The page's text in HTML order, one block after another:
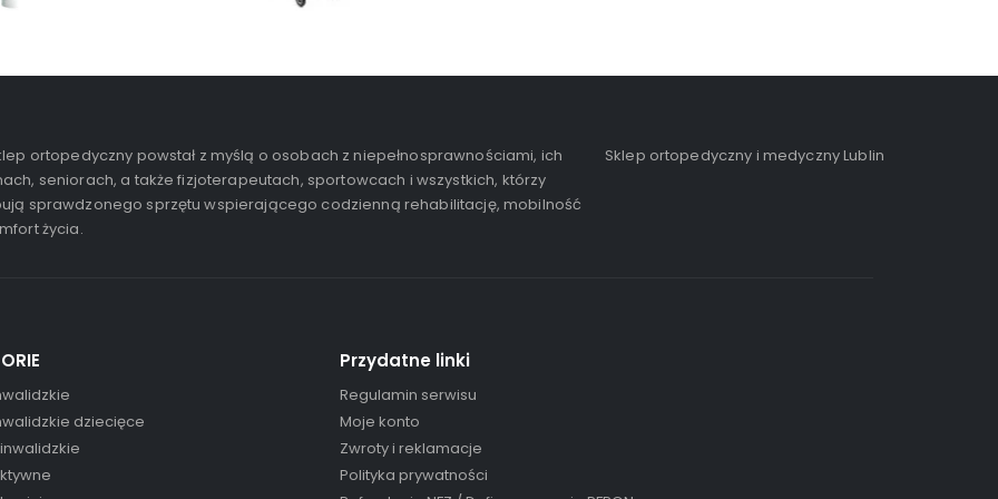
ortopedyczny powstał z myślą o osobach z niepełnosprawnościami, ich
seniorach, a także fizjoterapeutach, sportowcach i wszystkich, którzy
sprawdzonego sprzętu wspierającego codzienną rehabilitację, mobilność
życia.
Sklep ortopedyczny i medyczny Lublin
dziecięce
Przydatne linki
Regulamin serwisu
Moje konto
Zwroty i reklamacje
Polityka prywatności